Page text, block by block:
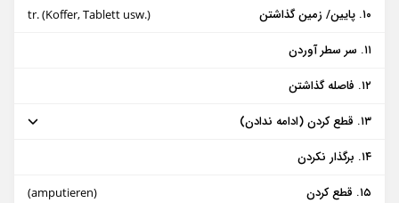
die Kosten von der Steuer absetzen مثال‌ ها:
بموقع فرار کرد (و به خارج رفت)
۱۰. پایین/ زمین گذاشتن tr. (Koffer, Tablett usw.)
۱۱. سر سطر آوردن
۱۲. فاصله گذاشتن
۱۳. قطع کردن (ادامه ندادن)
مثال‌ ها:
خوردن قرص را قطع کردن (ادامه ندادن)
۱۴. برگذار نکردن
۱۵. قطع کردن
(amputieren)